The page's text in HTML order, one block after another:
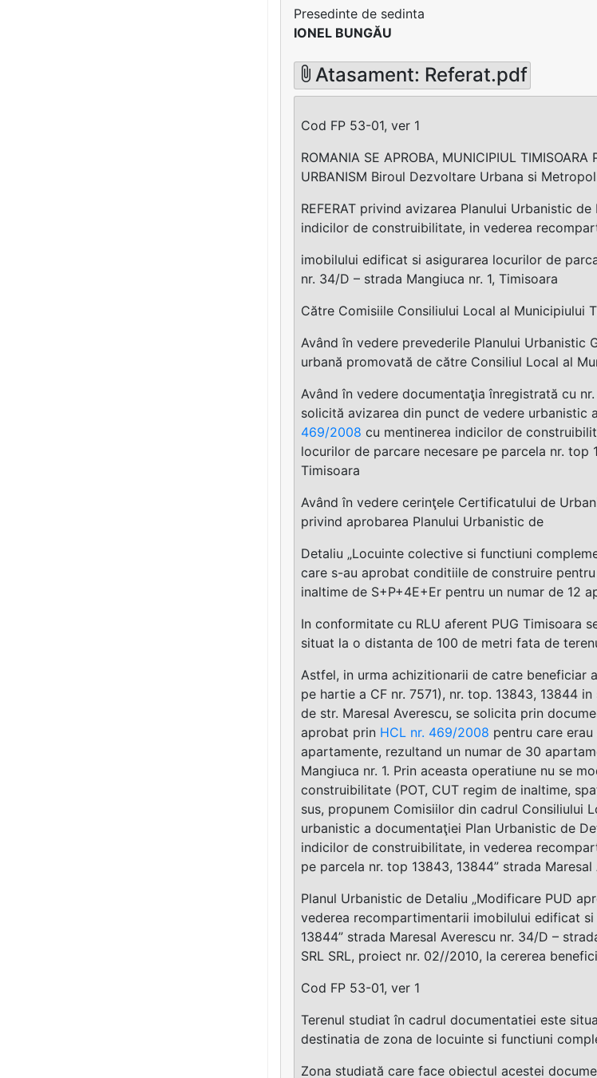
Presedinte de sedinta
IONEL BUNGĂU
Atasament: Referat.pdf
Cod FP 53-01, ver 1
ROMANIA SE APROBA, MUNICIPIUL
URBANISM Biroul Dezvoltare Urbana si
REFERAT privind avizarea Planului Urbanistic
indicilor de construibilitate, in vederea
imobilului edificat si asigurarea locurilor de
nr. 34/D – strada Mangiuca nr. 1, Timisoara
Către Comisiile Consiliului Local al Municipiului
Având în vedere prevederile Planului
urbană promovată de către Consiliul Local al
Având în vedere documentaţia înregistrată cu
solicită avizarea din punct de vedere urbanistic
469/2008 cu mentinerea indicilor de
locurilor de parcare necesare pe parcela nr. top
Timisoara
Având în vedere cerinţele Certificatului de
privind aprobarea Planului Urbanistic de
Detaliu „Locuinte colective si functiuni
care s-au aprobat conditiile de construire
inaltime de S+P+4E+Er pentru un numar de 12
In conformitate cu RLU aferent PUG Timisoara
situat la o distanta de 100 de metri fata de
Astfel, in urma achizitionarii de catre beneficiar
pe hartie a CF nr. 7571), nr. top. 13843, 13844
de str. Maresal Averescu, se solicita prin
aprobat prin HCL nr. 469/2008 pentru care
apartamente, rezultand un numar de 30
Mangiuca nr. 1. Prin aceasta operatiune nu se
construibilitate (POT, CUT regim de inaltime,
sus, propunem Comisiilor din cadrul Consiliului
urbanistic a documentaţiei Plan Urbanistic de
indicilor de construibilitate, in vederea
pe parcela nr. top 13843, 13844” strada
Planul Urbanistic de Detaliu „Modificare PUD
vederea recompartimentarii imobilului edificat
13844” strada Maresal Averescu nr. 34/D –
SRL SRL, proiect nr. 02//2010, la cererea
Cod FP 53-01, ver 1
Terenul studiat în cadrul documentatiei este
destinatia de zona de locuinte si functiuni
Zona studiată care face obiectul acestei